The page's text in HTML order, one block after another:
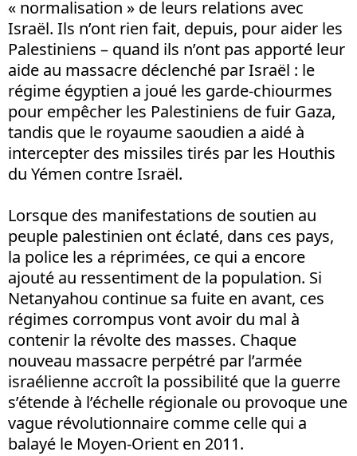
« normalisation » de leurs relations avec
Israël. Ils n’ont rien fait, depuis, pour aider les
Palestiniens – quand ils n’ont pas apporté leur
aide au massacre déclenché par Israël : le
régime égyptien a joué les garde-chiourmes
pour empêcher les Palestiniens de fuir Gaza,
tandis que le royaume saoudien a aidé à
intercepter des missiles tirés par les Houthis
du Yémen contre Israël.
Lorsque des manifestations de soutien au
peuple palestinien ont éclaté, dans ces pays,
la police les a réprimées, ce qui a encore
ajouté au ressentiment de la population. Si
Netanyahou continue sa fuite en avant, ces
régimes corrompus vont avoir du mal à
contenir la révolte des masses. Chaque
nouveau massacre perpétré par l’armée
israélienne accroît la possibilité que la guerre
s’étende à l’échelle régionale ou provoque une
vague révolutionnaire comme celle qui a
balayé le Moyen-Orient en 2011.